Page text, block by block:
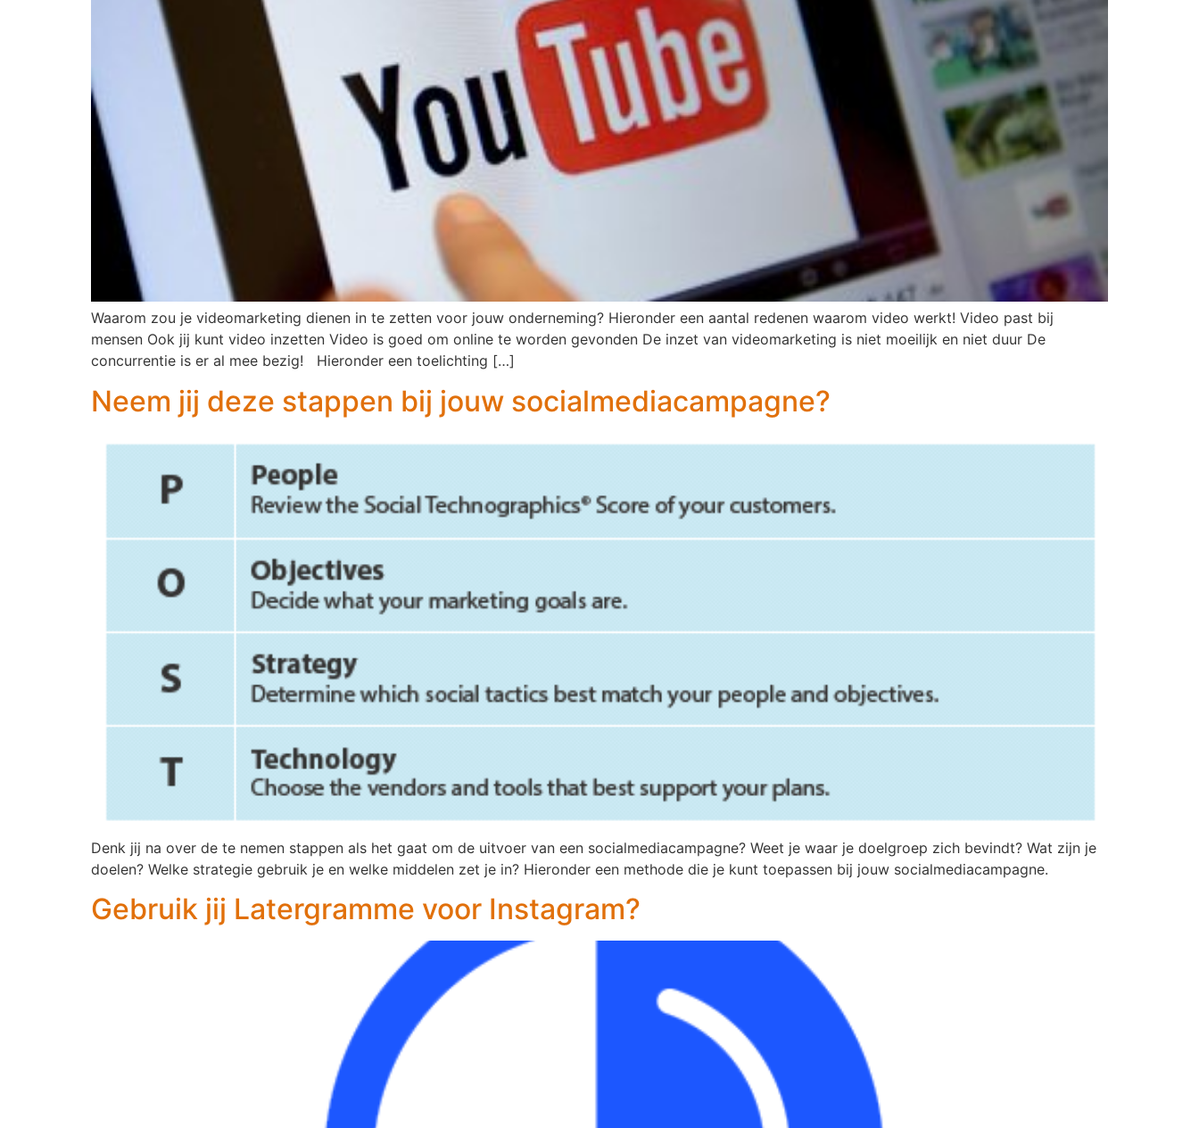
Waarom zou je videomarketing dienen in te zetten voor jouw onderneming? Hieronder een aantal redenen waarom video werkt! Video past bij
mensen Ook jij kunt video inzetten Video is goed om online te worden gevonden De inzet van videomarketing is niet moeilijk en niet duur De
concurrentie is er al mee bezig! Hieronder een toelichting […]
Neem jij deze stappen bij jouw socialmediacampagne?
Denk jij na over de te nemen stappen als het gaat om de uitvoer van een socialmediacampagne? Weet je waar je doelgroep zich bevindt? Wat zijn je
doelen? Welke strategie gebruik je en welke middelen zet je in? Hieronder een methode die je kunt toepassen bij jouw socialmediacampagne.
Gebruik jij Latergramme voor Instagram?